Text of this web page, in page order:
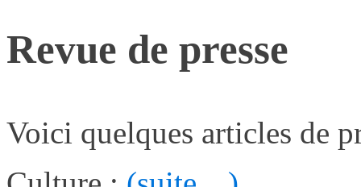
Revue de presse
Voici quelques articles de